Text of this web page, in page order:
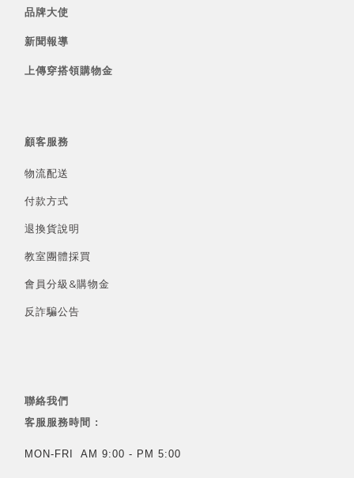
品牌大使
新聞報導
上傳穿搭領購物金
顧客服務
物流配送
付款方式
退換貨說明
教室團體採買
會員分級&購物金
反詐騙公告
聯絡我們
客服服務時間 :
MON-FRI AM 9:00 - PM 5:00